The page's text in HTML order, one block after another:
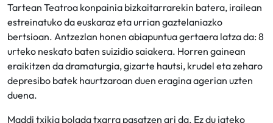
Tartean Teatroa konpainia bizkaitarrarekin batera, irailean
estreinatuko da euskaraz eta urrian gaztelaniazko
bertsioan. Antzezlan honen abiapuntua gertaera latza da: 8
urteko neskato baten suizidio saiakera. Horren gainean
eraikitzen da dramaturgia, gizarte hautsi, krudel eta zeharo
depresibo batek haurtzaroan duen eragina agerian uzten
duena.
Maddi txikia bolada txarra pasatzen ari da. Ez du jateko